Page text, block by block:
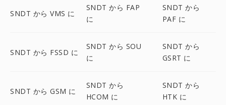
SNDT から VMS に
SNDT から FAP
に
SNDT から
PAF に
SNDT から FSSD に
SNDT から SOU
に
SNDT から
GSRT に
SNDT から GSM に
SNDT から
HCOM に
SNDT から
HTK に